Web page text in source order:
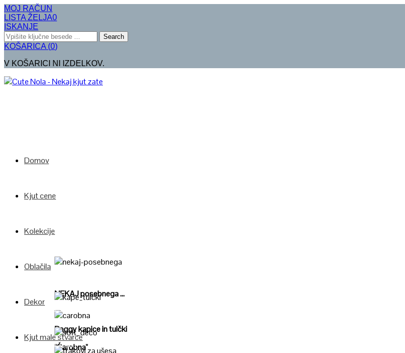
MOJ RAČUN
LISTA ŽELJA0
ISKANJE
Search
KOŠARICA (0)
V KOŠARICI NI IZDELKOV.
Domov
Kjut cene
Kolekcije
NEKAJ posebnega ...
Poglej
"Čarobna"
Oblačila
Poglej
Baggy kapice in tulčki
Dekor
Poglej
Kjut male stvarce